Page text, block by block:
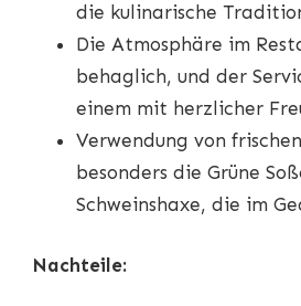
die kulinarische
Die Atmosphäre im
behaglich, und der
einem mit herzlicher
Verwendung von
besonders die Grüne
Schweinshaxe, die im
Nachteile: